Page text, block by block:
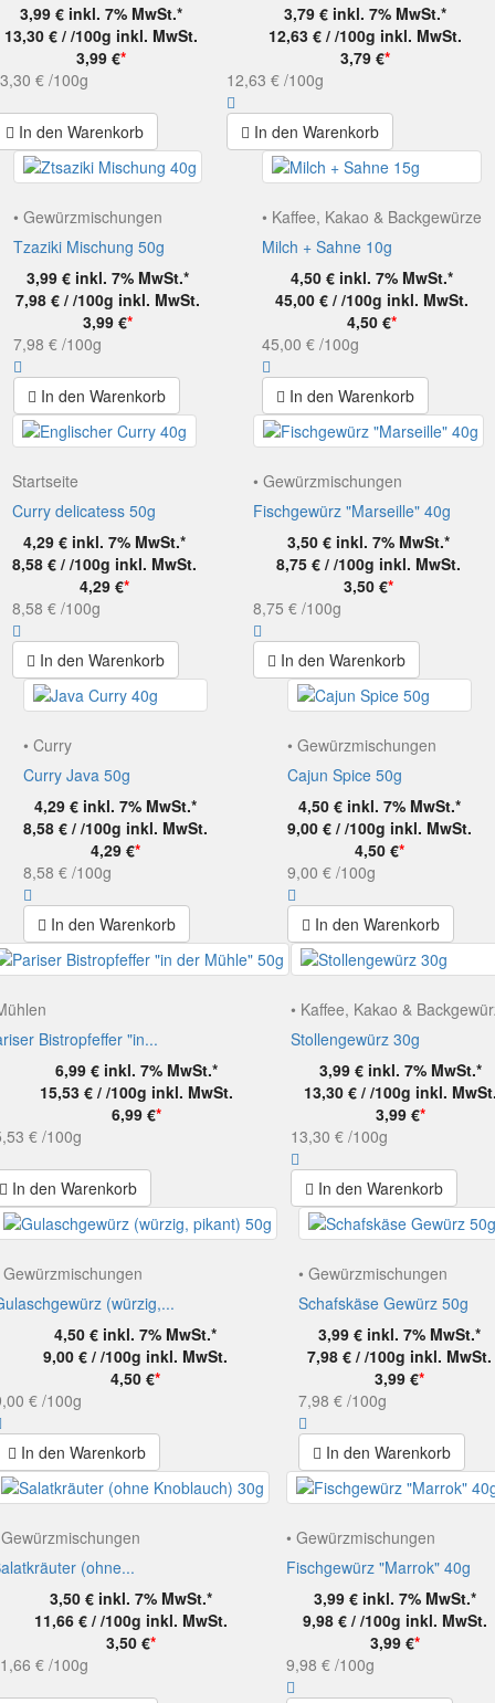
3,99 € inkl. 7% MwSt.*
13,30 € / /100g inkl. MwSt.
3,99 €*
€ /100g
In den Warenkorb
3,79 € inkl. 7% MwSt.*
12,63 € / /100g inkl. MwSt.
3,79 €*
12,63 € /100g
In den Warenkorb
• Gewürzmischungen
Tzaziki Mischung 50g
3,99 € inkl. 7% MwSt.*
7,98 € / /100g inkl. MwSt.
3,99 €*
7,98 € /100g
In den Warenkorb
• Kaffee, Kakao & Backgewürze
Milch + Sahne 10g
4,50 € inkl. 7% MwSt.*
45,00 € / /100g inkl. MwSt.
4,50 €*
45,00 € /100g
In den Warenkorb
Startseite
Curry delicatess 50g
4,29 € inkl. 7% MwSt.*
8,58 € / /100g inkl. MwSt.
4,29 €*
8,58 € /100g
In den Warenkorb
• Gewürzmischungen
Fischgewürz "Marseille" 40g
3,50 € inkl. 7% MwSt.*
8,75 € / /100g inkl. MwSt.
3,50 €*
8,75 € /100g
In den Warenkorb
• Curry
Curry Java 50g
4,29 € inkl. 7% MwSt.*
8,58 € / /100g inkl. MwSt.
4,29 €*
8,58 € /100g
In den Warenkorb
• Gewürzmischungen
Cajun Spice 50g
4,50 € inkl. 7% MwSt.*
9,00 € / /100g inkl. MwSt.
4,50 €*
9,00 € /100g
In den Warenkorb
Bistropfeffer "in...
6,99 € inkl. 7% MwSt.*
15,53 € / /100g inkl. MwSt.
6,99 €*
€ /100g
In den Warenkorb
• Kaffee, Kakao &
Stollengewürz 30g
3,99 € inkl. 7% MwSt.*
13,30 € / /100g inkl.
3,99 €*
13,30 € /100g
In den Warenkorb
Gewürzmischungen
(würzig,...
4,50 € inkl. 7% MwSt.*
9,00 € / /100g inkl. MwSt.
4,50 €*
€ /100g
In den Warenkorb
• Gewürzmischungen
Schafskäse Gewürz 50g
3,99 € inkl. 7% MwSt.*
7,98 € / /100g inkl. MwSt.
3,99 €*
7,98 € /100g
In den Warenkorb
Gewürzmischungen
(ohne...
3,50 € inkl. 7% MwSt.*
11,66 € / /100g inkl. MwSt.
3,50 €*
€ /100g
• Gewürzmischungen
Fischgewürz "Marrok" 40g
3,99 € inkl. 7% MwSt.*
9,98 € / /100g inkl. MwSt.
3,99 €*
9,98 € /100g